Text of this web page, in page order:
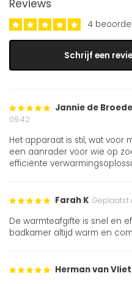
Reviews
4
Schrijf een
Jannie de
09:42
Het apparaat is stil, wat voor
een aanrader voor wie op
efficiënte
Farah K Geplaatst
De warmteafgifte is snel en
badkamer altijd warm en
Herman van Vliet